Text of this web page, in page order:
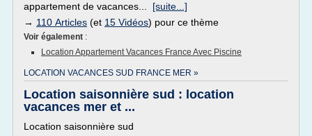
appartement de vacances... [suite...]
→ 110 Articles (et 15 Vidéos) pour ce thème
Voir également :
Location Appartement Vacances France Avec Piscine
LOCATION VACANCES SUD FRANCE MER »
Location saisonnière sud : location
vacances mer et ...
Location saisonnière sud